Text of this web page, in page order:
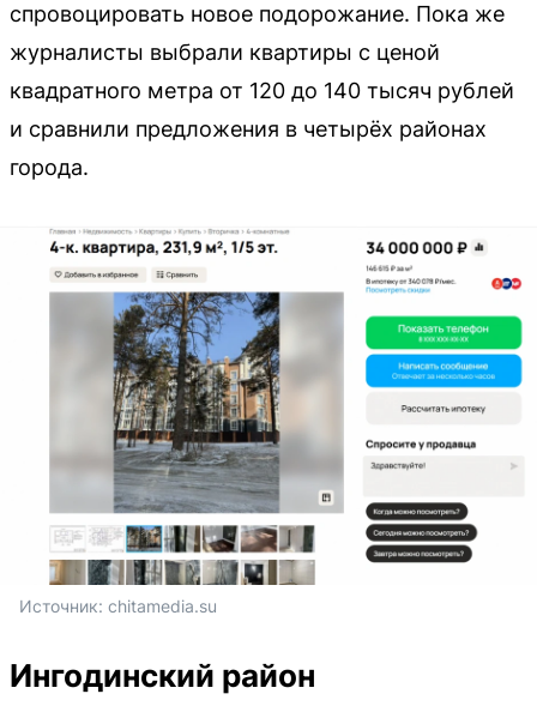
спровоцировать новое подорожание. Пока же
журналисты выбрали квартиры с ценой
квадратного метра от 120 до 140 тысяч рублей
и сравнили предложения в четырёх районах
города.
Источник: chitamedia.su
Ингодинский район